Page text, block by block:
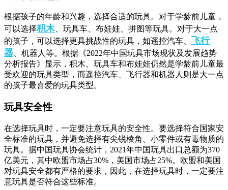
根据孩子的年龄和兴趣，选择合适的玩具。对于学龄前儿童，
可以选择积木、玩具车、布娃娃、拼图等玩具。对于大一点
的孩子，可以选择更具挑战性的玩具，如遥控汽车、
飞行
器 、机器人等。根据《2022年中国玩具市场现状及发展趋势
分析报告》显示，积木、玩具车和布娃娃仍然是学龄前儿童最
受欢迎的玩具类型，而遥控汽车、飞行器和机器人则是大一点
的孩子最喜爱的玩具类型。
玩具安全性
在选择玩具时，一定要注意玩具的安全性。要选择符合国家安
全标准的玩具，并避免选择有尖锐棱角、小零件或有毒物质的
玩具。据中国玩具协会统计，2021年中国玩具出口总额为370
亿美元，其中欧盟市场占30%，美国市场占25%。欧盟和美国
对玩具安全都有严格的要求，因此，在选择玩具时，一定要注
意玩具是否符合这些标准。